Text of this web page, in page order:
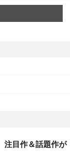
注目作＆話題作が